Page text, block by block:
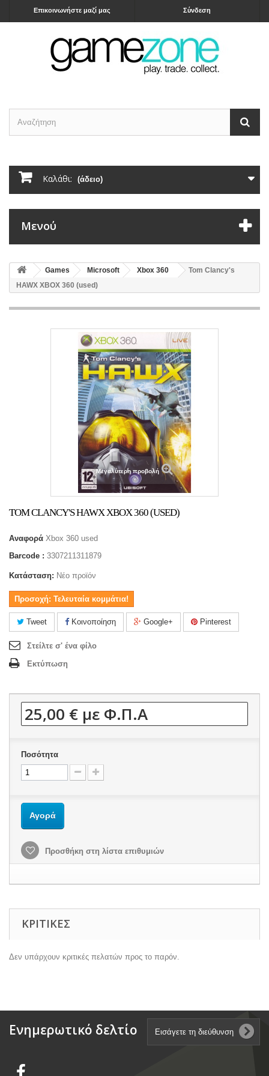
Σύνδεση
Επικοινωνήστε μαζί μας
Καλάθι: (άδειο)
Μενού
Games Microsoft Xbox 360
Tom Clancy's
HAWX XBOX 360 (used)
Μεγαλύτερη προβολή
TOM CLANCY'S HAWX XBOX 360 (USED)
Αναφορά Xbox 360 used
Barcode : 3307211311879
Κατάσταση: Νέο προϊόν
Προσοχή: Τελευταία κομμάτια!
Tweet Κοινοποίηση Google+ Pinterest
Στείλτε σ' ένα φίλο
Εκτύπωση
25,00 € με Φ.Π.Α
Ποσότητα
Αγορά
Προσθήκη στη λίστα επιθυμιών
ΚΡΙΤΙΚΈΣ
Δεν υπάρχουν κριτικές πελατών προς το παρόν.
Ενημερωτικό δελτίο